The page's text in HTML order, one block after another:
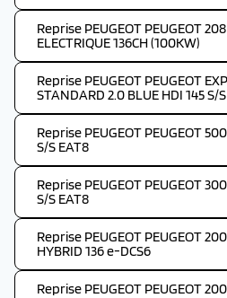
Reprise PEUGEOT PEUGEOT
ELECTRIQUE 136CH (100KW)
Reprise PEUGEOT PEUGEOT
STANDARD 2.0 BLUE HDI 145 S/
Reprise PEUGEOT PEUGEOT
S/S EAT8
Reprise PEUGEOT PEUGEOT
S/S EAT8
Reprise PEUGEOT PEUGEOT
HYBRID 136 e-DCS6
Reprise PEUGEOT PEUGEOT